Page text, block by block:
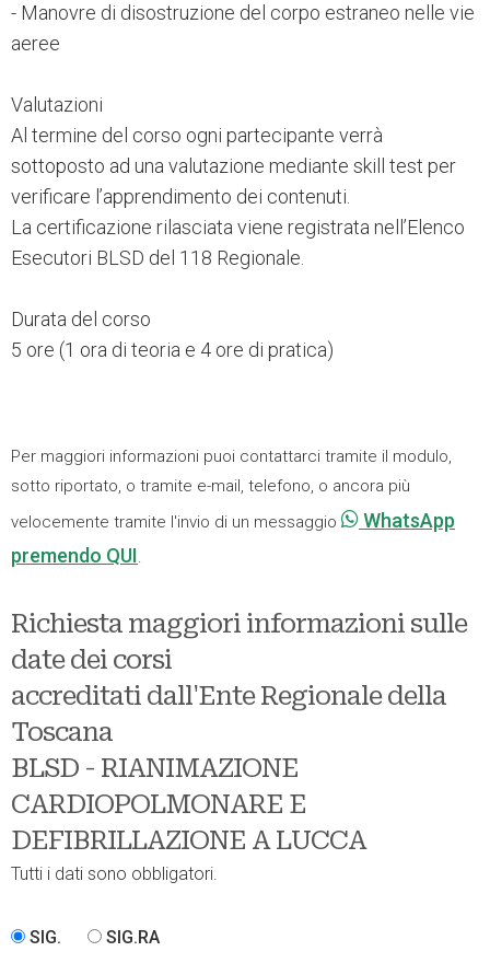
- Manovre di disostruzione del corpo estraneo nelle vie
aeree
Valutazioni
Al termine del corso ogni partecipante verrà
sottoposto ad una valutazione mediante skill test per
verificare l’apprendimento dei contenuti.
La certificazione rilasciata viene registrata nell’Elenco
Esecutori BLSD del 118 Regionale.
Durata del corso
5 ore (1 ora di teoria e 4 ore di pratica)
Per maggiori informazioni puoi contattarci tramite il modulo,
sotto riportato, o tramite e-mail, telefono, o ancora più
velocemente tramite l'invio di un messaggio
WhatsApp
premendo QUI.
Richiesta maggiori informazioni sulle
date dei corsi
accreditati dall'Ente Regionale della
Toscana
BLSD - RIANIMAZIONE
CARDIOPOLMONARE E
DEFIBRILLAZIONE A LUCCA
Tutti i dati sono obbligatori.
SIG. SIG.RA